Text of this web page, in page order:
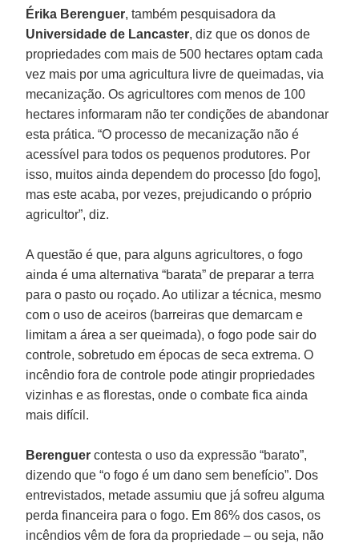
Érika Berenguer, também pesquisadora da
Universidade de Lancaster, diz que os donos de
propriedades com mais de 500 hectares optam cada
vez mais por uma agricultura livre de queimadas, via
mecanização. Os agricultores com menos de 100
hectares informaram não ter condições de abandonar
esta prática. “O processo de mecanização não é
acessível para todos os pequenos produtores. Por
isso, muitos ainda dependem do processo [do fogo],
mas este acaba, por vezes, prejudicando o próprio
agricultor”, diz.
A questão é que, para alguns agricultores, o fogo
ainda é uma alternativa “barata” de preparar a terra
para o pasto ou roçado. Ao utilizar a técnica, mesmo
com o uso de aceiros (barreiras que demarcam e
limitam a área a ser queimada), o fogo pode sair do
controle, sobretudo em épocas de seca extrema. O
incêndio fora de controle pode atingir propriedades
vizinhas e as florestas, onde o combate fica ainda
mais difícil.
Berenguer contesta o uso da expressão “barato”,
dizendo que “o fogo é um dano sem benefício”. Dos
entrevistados, metade assumiu que já sofreu alguma
perda financeira para o fogo. Em 86% dos casos, os
incêndios vêm de fora da propriedade – ou seja, não